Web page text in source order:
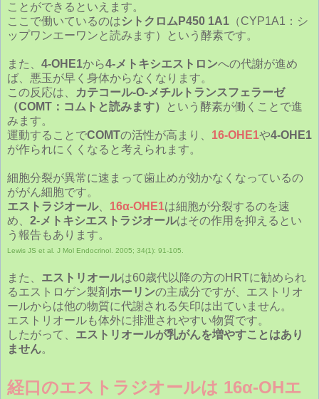
ことができるといえます。
ここで働いているのはシトクロムP450 1A1 （CYP1A1：シ
ップワンエーワンと読みます）という酵素です。
また、 4-OHE1から4-メトキシエストロンへの代謝が進め
ば、悪玉が早く身体からなくなります。
この反応は、
カテコール-O-メチルトランスフェラーゼ
（COMT：コムトと読みます）
という酵素が働くことで進
みます。
運動することでCOMTの活性が高まり、 16-OHE1や4-OHE1
が作られにくくなると考えられます。
細胞分裂が異常に速まって歯止めが効かなくなっているの
ががん細胞です。
エストラジオール、 16α-OHE1は細胞が分裂するのを速
め、 2-メトキシエストラジオールはその作用を抑えるとい
う報告もあります。
Lewis JS et al. J Mol Endocrinol. 2005; 34(1): 91-105.
また、 エストリオールは60歳代以降の方のHRTに勧められ
るエストロゲン製剤ホーリンの主成分ですが、エストリオ
ールからは他の物質に代謝される矢印は出ていません。
エストリオールも体外に排泄されやすい物質です。
したがって、 エストリオールが乳がんを増やすことはあり
ません。
経口のエストラジオールは 16α‐OHエ